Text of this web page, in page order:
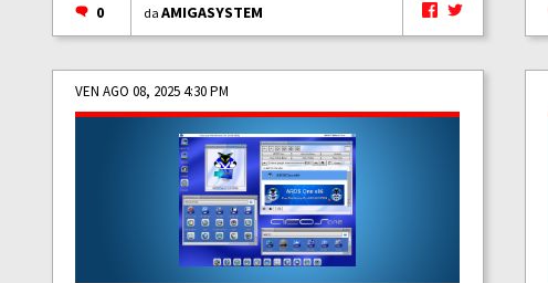
0
daAMIGASYSTEM
VEN AGO 08, 2025 4:30 PM